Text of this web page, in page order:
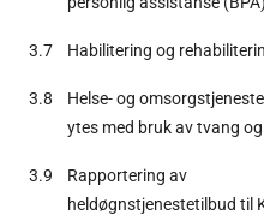
3.7 Habilitering og
3.8
Helse- og
ytes med bruk av tvang
3.9
Rapportering av
heldøgnstjenestetilbud til